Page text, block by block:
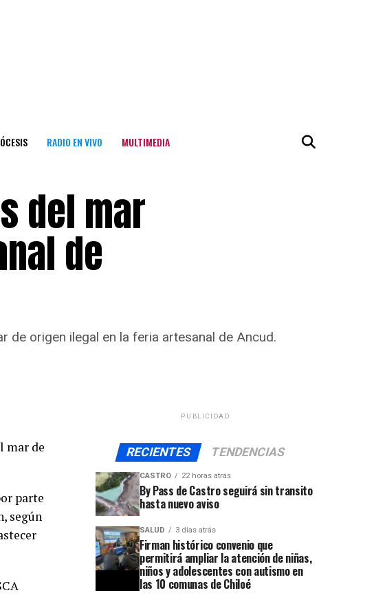
RADIO EN VIVO MULTIMEDIA
del mar
de
de origen ilegal en la feria artesanal de Ancud.
mar de
parte
según
PUBLICIDAD
RECIENTES TENDENCIAS
CASTRO 22 horas atrás
By Pass de Castro seguirá sin transito
hasta nuevo aviso
SALUD 3 días atrás
Firman histórico convenio que
permitirá ampliar la atención de niñas,
niños y adolescentes con autismo en
las 10 comunas de Chiloé